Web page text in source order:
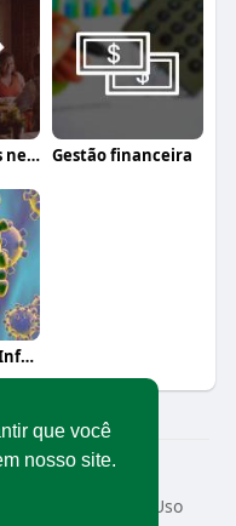
que você
nosso site.
Retomada dos negócios Gestão financeira
Coronavírus - Informação, orientação e a
Termos de Uso